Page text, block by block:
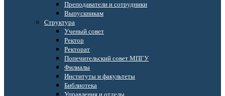
Преподаватели и сотрудники
Выпускникам
Структура
Ученый совет
Ректор
Ректорат
Попечительский совет МПГУ
Филиалы
Институты и факультеты
Библиотека
Управления и отделы